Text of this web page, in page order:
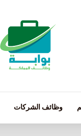
وظائف الشركات